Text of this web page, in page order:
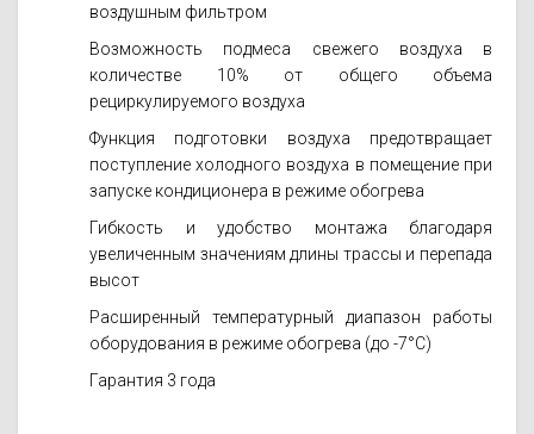
воздушным фильтром
Возможность подмеса свежего воздуха в
количестве 10% от общего объема
рециркулируемого воздуха
Функция подготовки воздуха предотвращает
поступление холодного воздуха в помещение при
запуске кондиционера в режиме обогрева
Гибкость и удобство монтажа благодаря
увеличенным значениям длины трассы и перепада
высот
Расширенный температурный диапазон работы
оборудования в режиме обогрева (до -7°С)
Гарантия 3 года